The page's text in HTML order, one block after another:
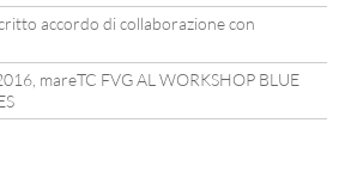
accordo di collaborazione con
mareTC FVG AL WORKSHOP BLUE